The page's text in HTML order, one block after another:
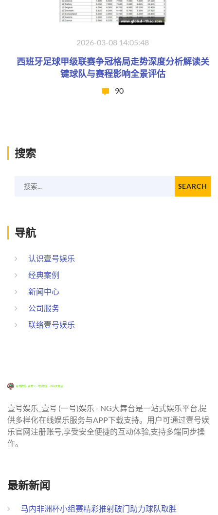
2026-03-08 14:05:48
西班牙足球甲级联赛争冠格局走势深度分析解读关
键球队与赛程影响全景评估
90
搜索
搜索... SEARCH
导航
认识壹号娱乐
经典案例
新闻中心
公司服务
联络壹号娱乐
壹号娱乐_壹号 (一号)娱乐 - NG大舞台是一站式娱乐平台,提
供多样化在线娱乐服务与APP下载支持。用户可通过壹号娱
乐官网注册账号,享受安全便捷的互动体验,支持多端同步操
作。
最新新闻
马内非洲杯小组赛精彩推射破门助力球队取胜